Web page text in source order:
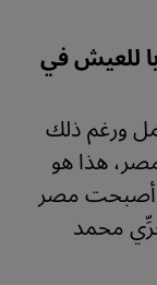
للعيش في
ورغم ذلك
هذا هو
أصبحت مصر
محمد